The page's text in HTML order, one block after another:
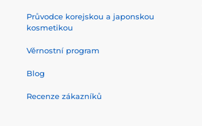
Průvodce korejskou a japonskou
kosmetikou
Věrnostní program
Blog
Recenze zákazníků